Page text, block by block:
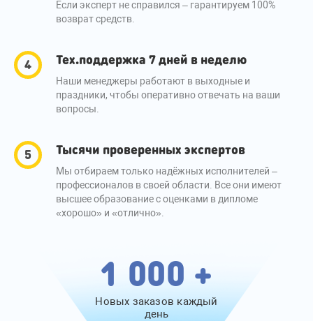
Если эксперт не справился – гарантируем 100%
возврат средств.
Тех.поддержка 7 дней в неделю
Наши менеджеры работают в выходные и
праздники, чтобы оперативно отвечать на ваши
вопросы.
Тысячи проверенных экспертов
Мы отбираем только надёжных исполнителей –
профессионалов в своей области. Все они имеют
высшее образование с оценками в дипломе
«хорошо» и «отлично».
1 000 +
Новых заказов каждый
день